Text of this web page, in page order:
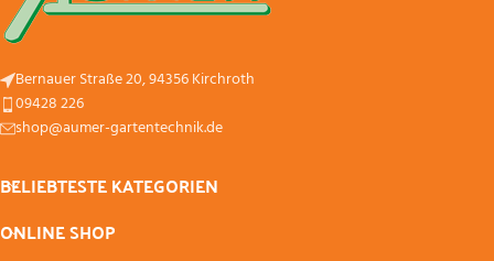
Bernauer Straße 20, 94356 Kirchroth
09428 226
shop@aumer-gartentechnik.de
BELIEBTESTE KATEGORIEN
ONLINE SHOP